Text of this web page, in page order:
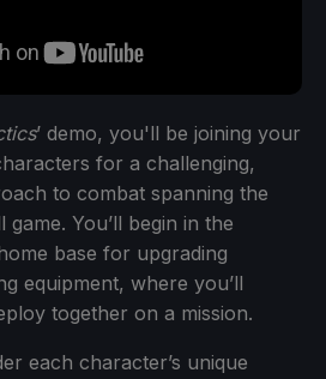
’ demo, you'll be joining your
for a challenging,
to combat spanning the
You’ll begin in the
base for upgrading
equipment, where you’ll
together on a mission.
each character’s unique